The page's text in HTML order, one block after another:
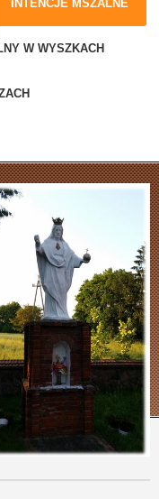
INTENCJE MSZALNE
W WYSZKACH